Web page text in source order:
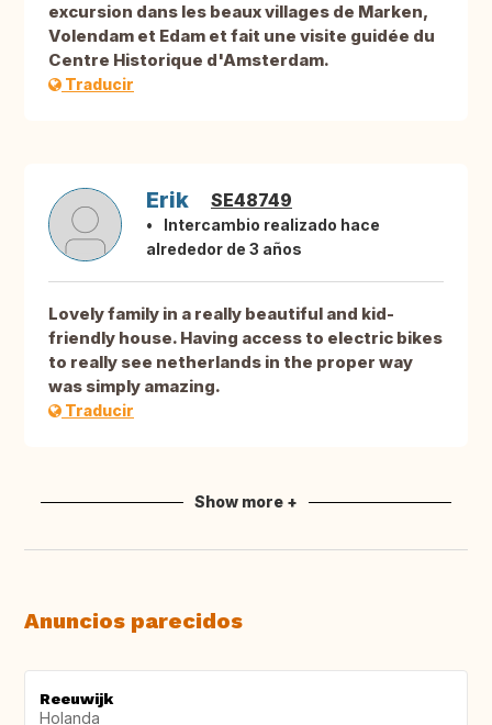
excursion dans les beaux villages de Marken,
Volendam et Edam et fait une visite guidée du
Centre Historique d'Amsterdam.
Traducir
Erik SE48749
Intercambio realizado hace
alrededor de 3 años
Lovely family in a really beautiful and kid-
friendly house. Having access to electric bikes
to really see netherlands in the proper way
was simply amazing.
Traducir
Show more +
Anuncios parecidos
Reeuwijk
Holanda